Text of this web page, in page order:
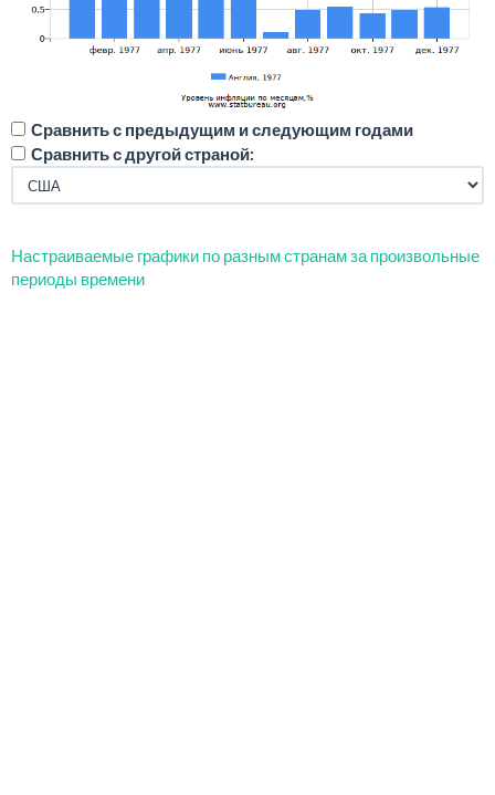
Сравнить с предыдущим и следующим годами
Сравнить с другой страной:
Настраиваемые графики по разным странам за произвольные
периоды времени